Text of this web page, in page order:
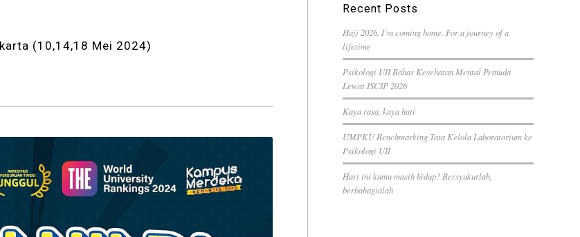
(10,14,18 Mei 2024)
Recent Posts
Hajj 2026. I’m coming home. For a journey of a
lifetime
Psikologi UII Bahas Kesehatan Mental Pemuda
Lewat ISCIP 2026
Kaya rasa, kaya hati
UMPKU Benchmarking Tata Kelola Laboratorium ke
Psikologi UII
Hari ini kamu masih hidup? Bersyukurlah,
berbahagialah